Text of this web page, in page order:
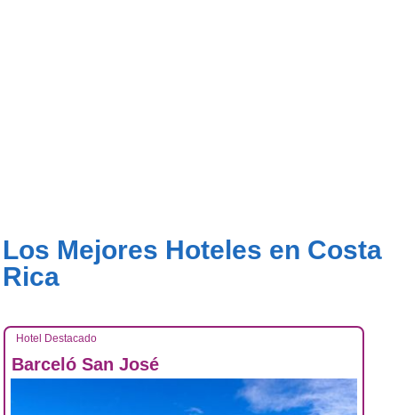
Los Mejores Hoteles en Costa
Rica
Hotel Destacado
Barceló San José